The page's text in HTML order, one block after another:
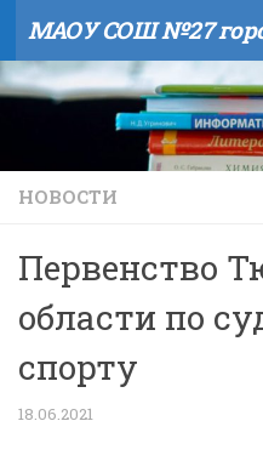
Skip to content
НОВОСТИ
Первенство
области по
спорту
18.06.2021